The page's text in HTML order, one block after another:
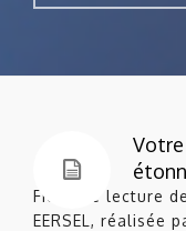
Votre
Fiche de lecture
EERSEL, réalisée